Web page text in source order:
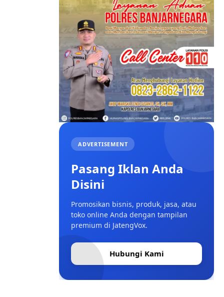
ADVERTISEMENT
Pasang Iklan Anda
Disini
Promosikan bisnis, produk, jasa, atau
toko online Anda dengan tampilan
premium di JatengVox.
Hubungi Kami